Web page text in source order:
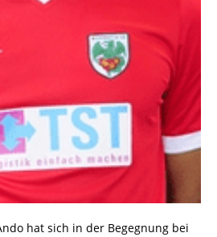
hat sich in der Begegnung bei